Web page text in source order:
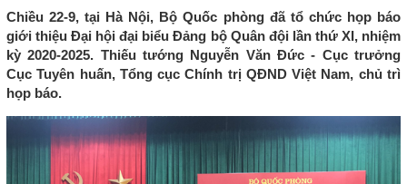
Chiều 22-9, tại Hà Nội, Bộ Quốc phòng đã tổ chức họp báo
giới thiệu Đại hội đại biểu Đảng bộ Quân đội lần thứ XI, nhiệm
kỳ 2020-2025. Thiếu tướng Nguyễn Văn Đức - Cục trưởng
Cục Tuyên huấn, Tổng cục Chính trị QĐND Việt Nam, chủ trì
họp báo.